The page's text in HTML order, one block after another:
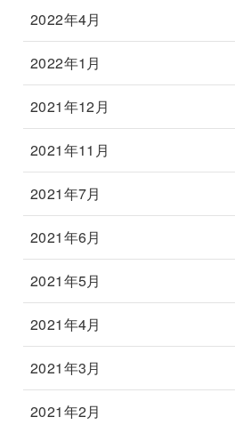
2022年4月
2022年1月
2021年12月
2021年11月
2021年7月
2021年6月
2021年5月
2021年4月
2021年3月
2021年2月